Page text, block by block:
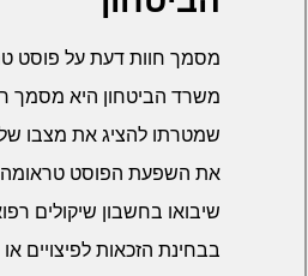
מסמך חוות דעת על פוסט
משרד הביטחון היא מסמך
שמטרתו להציג את מצבו
את השפעת הפוסט טראומה
שיבואו בחשבון שיקולים
בבחינת הזכאות לפיצויים